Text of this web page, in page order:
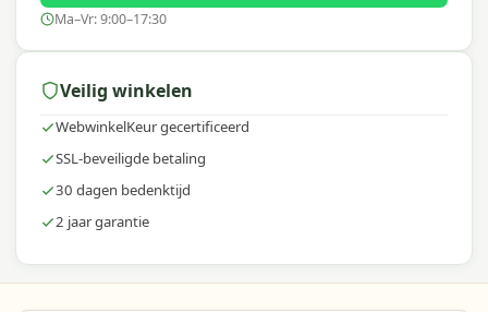
cm.Ma–Vr: 9:00–17:30
Veilig winkelen
WebwinkelKeur gecertificeerd
SSL-beveiligde betaling
30 dagen bedenktijd
2 jaar garantie